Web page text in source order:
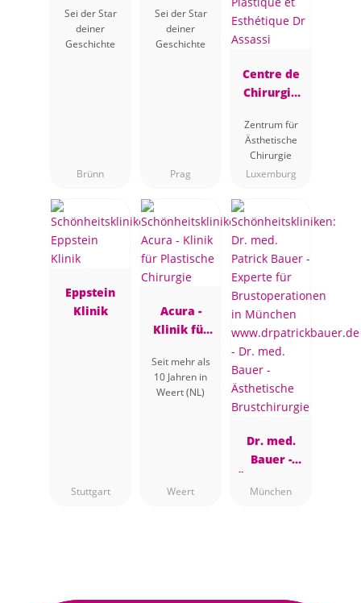
Sei der Star
deiner
Geschichte
Brünn
Sei der Star
deiner
Geschichte
Prag
Centre de
Chirurgie
Esthétique
Dr Assassi
Zentrum für
Ästhetische
Chirurgie
Luxemburg
Eppstein
Klinik
Stuttgart
Acura -
Klinik für
Chirurgie
Seit mehr als
10 Jahren in
Weert (NL)
Weert
Dr. med.
Bauer -
Ästhetische
Brustchirur
München